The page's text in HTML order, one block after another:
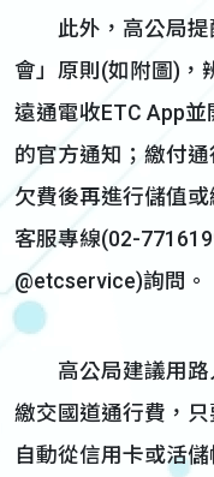
此外，高公局提
會」原則(如附圖)，
遠通電收ETC App
的官方通知；繳付
欠費後再進行儲值
客服專線(02-
@etcservice)詢問。
高公局建議用路
繳交國道通行費，
自動從信用卡或活